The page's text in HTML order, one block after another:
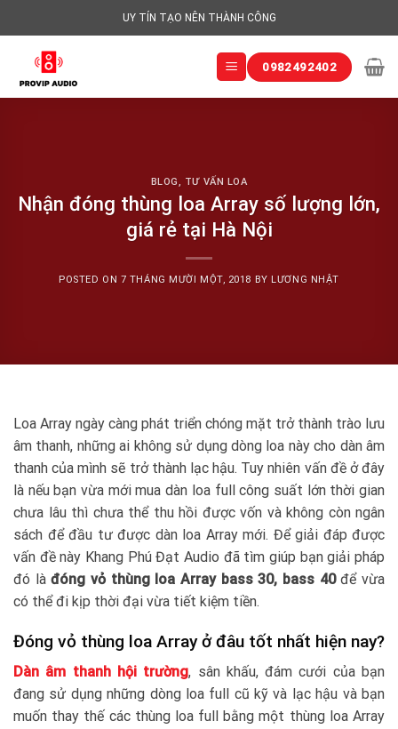
to
content
UY TÍN TẠO NÊN THÀNH CÔNG
0982492402
BLOG, TƯ VẤN LOA
Nhận đóng thùng loa Array số lượng lớn,
giá rẻ tại Hà Nội
POSTED ON 7 THÁNG MƯỜI MỘT, 2018 BY LƯƠNG NHẬT
Loa Array ngày càng phát triển chóng mặt trở thành trào lưu
âm thanh, những ai không sử dụng dòng loa này cho dàn âm
thanh của mình sẽ trở thành lạc hậu. Tuy nhiên vấn đề ở đây
là nếu bạn vừa mới mua dàn loa full công suất lớn thời gian
chưa lâu thì chưa thể thu hồi được vốn và không còn ngân
sách để đầu tư được dàn loa Array mới. Để giải đáp được
vấn đề này Khang Phú Đạt Audio đã tìm giúp bạn giải pháp
đó làđóng vỏ thùng loa Array bass 30, bass 40để vừa
có thể đi kịp thời đại vừa tiết kiệm tiền.
Đóng vỏ thùng loa Array ở đâu tốt nhất hiện nay?
Dàn âm thanh hội trường, sân khấu, đám cưới của bạn
đang sử dụng những dòng loa full cũ kỹ và lạc hậu và bạn
muốn thay thế các thùng loa full bằng một thùng loa Array